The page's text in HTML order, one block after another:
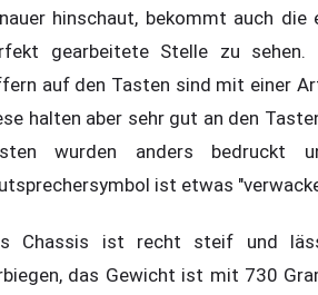
hinschaut, bekommt auch die
gearbeitete Stelle zu sehen.
auf den Tasten sind mit einer
halten aber sehr gut an den
wurden anders bedruckt
ist etwas
Chassis ist recht steif und
das Gewicht ist mit 730